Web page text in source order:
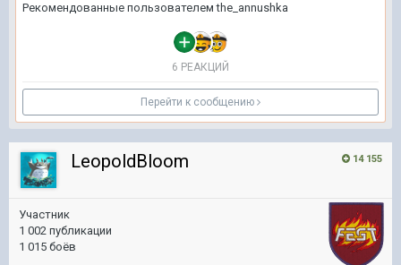
Рекомендованные пользователемthe_annushka
6 РЕАКЦИЙ
Перейти к сообщению
14 155
LeopoldBloom
Участник
1 002 публикации
1 015 боёв